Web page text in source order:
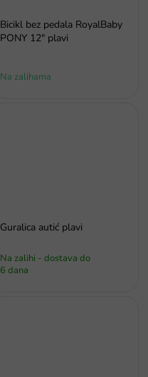
Bicikl bez pedala RoyalBaby
PONY 12" plavi
Na zalihama
Guralica autić plavi
Na zalihi - dostava do
6 dana